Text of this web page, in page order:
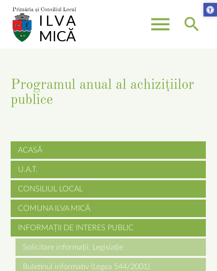
menu search
Programul anual al achizițiilor
publice
Skip
navigation
ACASĂ
U.A.T.
CONSILIUL LOCAL
COMUNA ILVA MICĂ
INFORMAȚII DE INTERES PUBLIC
Solicitare informații. Legislație
Buletinul informativ (Legea 544/2001)